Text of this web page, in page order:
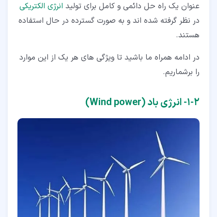
عنوان یک راه حل دائمی و کامل برای تولید انرژی الکتریکی
در نظر گرفته شده اند و به صورت گسترده در حال استفاده
هستند.
در ادامه همراه ما باشید تا ویژگی های هر یک از این موارد
را برشماریم.
۲‏-‏۱‏- انرژی باد (Wind power)